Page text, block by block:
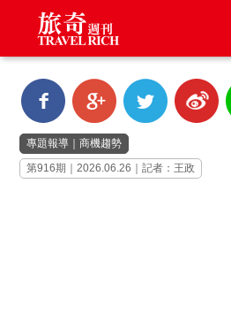
專題報導 ｜商機趨勢
第916期｜2026.06.26｜記者：王政